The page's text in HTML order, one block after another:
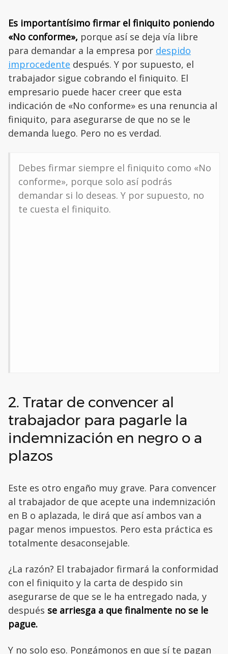
Es importantísimo firmar el finiquito poniendo
«No conforme», porque así se deja vía libre
para demandar a la empresa por despido
improcedente después. Y por supuesto, el
trabajador sigue cobrando el finiquito. El
empresario puede hacer creer que esta
indicación de «No conforme» es una renuncia al
finiquito, para asegurarse de que no se le
demanda luego. Pero no es verdad.
Debes firmar siempre el finiquito como «No
conforme», porque solo así podrás
demandar si lo deseas. Y por supuesto, no
te cuesta el finiquito.
2. Tratar de convencer al
trabajador para pagarle la
indemnización en negro o a
plazos
Este es otro engaño muy grave. Para convencer
al trabajador de que acepte una indemnización
en B o aplazada, le dirá que así ambos van a
pagar menos impuestos. Pero esta práctica es
totalmente desaconsejable.
¿La razón? El trabajador firmará la conformidad
con el finiquito y la carta de despido sin
asegurarse de que se le ha entregado nada, y
después se arriesga a que finalmente no se le
pague.
Y no solo eso. Pongámonos en que sí te pagan